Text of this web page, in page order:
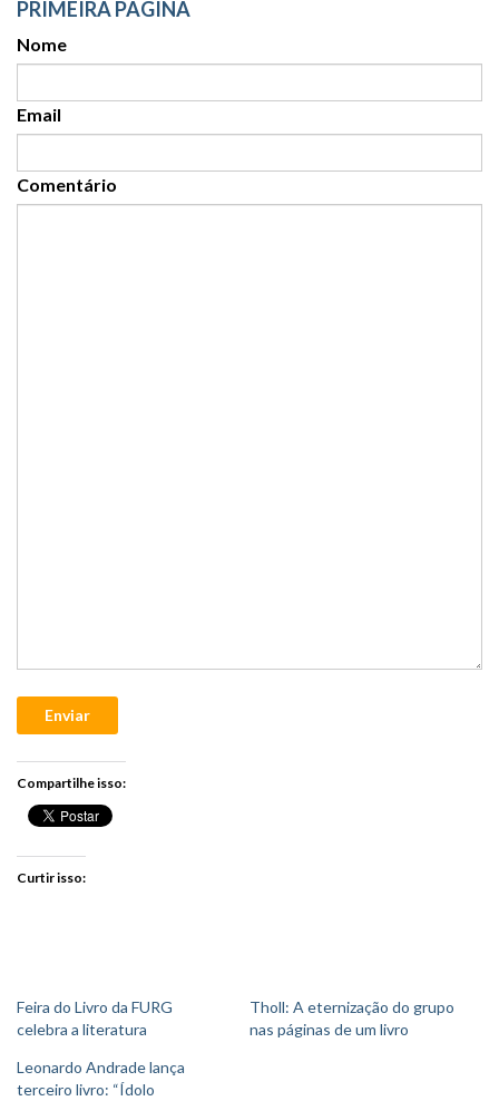
PRIMEIRA PÁGINA
Nome
Email
Comentário
Enviar
Compartilhe isso:
Curtir isso:
Feira do Livro da FURG
celebra a literatura
Tholl: A eternização do grupo
nas páginas de um livro
Leonardo Andrade lança
terceiro livro: “Ídolo